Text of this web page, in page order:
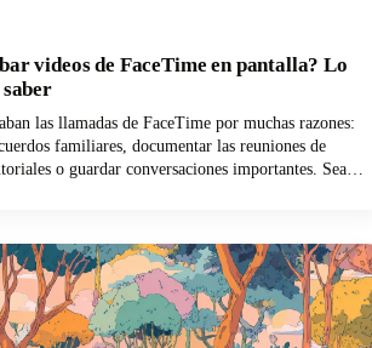
videos de FaceTime en pantalla? Lo
saber
las llamadas de FaceTime por muchas razones:
familiares, documentar las reuniones de
o guardar conversaciones importantes. Sea